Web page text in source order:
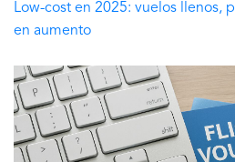
Low-cost en 2025: vuelos llenos,
en aumento